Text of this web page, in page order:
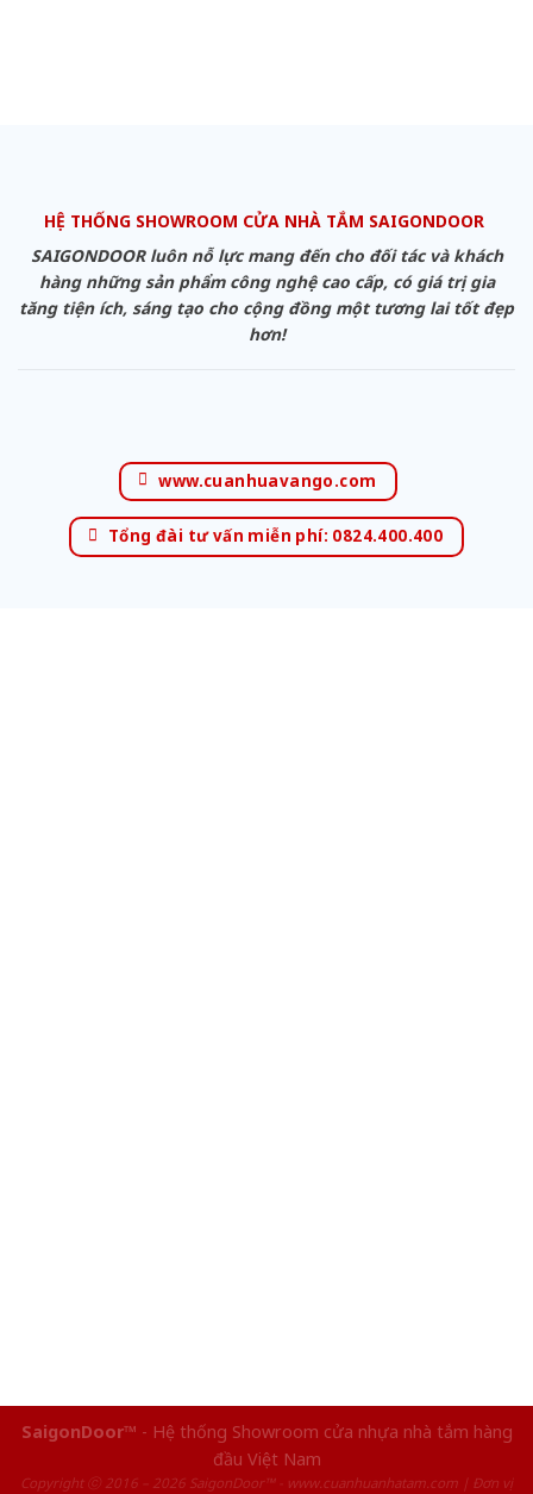
HỆ THỐNG SHOWROOM CỬA NHÀ TẮM SAIGONDOOR
SAIGONDOOR luôn nỗ lực mang đến cho đối tác và khách
hàng những sản phẩm công nghệ cao cấp, có giá trị gia
tăng tiện ích, sáng tạo cho cộng đồng một tương lai tốt đẹp
hơn!
www.cuanhuavango.com
Tổng đài tư vấn miễn phí: 0824.400.400
SaigonDoor™ - Hệ thống Showroom cửa nhựa nhà tắm hàng
đầu Việt Nam
Copyright ⓒ 2016 – 2026 SaigonDoor™ - www.cuanhuanhatam.com | Đơn vị